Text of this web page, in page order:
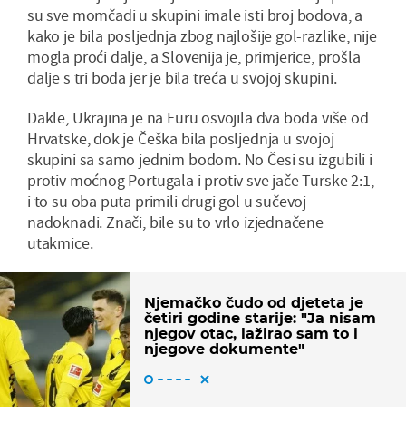
su sve momčadi u skupini imale isti broj bodova, a
kako je bila posljednja zbog najlošije gol-razlike, nije
mogla proći dalje, a Slovenija je, primjerice, prošla
dalje s tri boda jer je bila treća u svojoj skupini.
Dakle, Ukrajina je na Euru osvojila dva boda više od
Hrvatske, dok je Češka bila posljednja u svojoj
skupini sa samo jednim bodom. No Česi su izgubili i
protiv moćnog Portugala i protiv sve jače Turske 2:1,
i to su oba puta primili drugi gol u sučevoj
nadoknadi. Znači, bile su to vrlo izjednačene
utakmice.
Njemačko čudo od djeteta je
četiri godine starije: "Ja nisam
njegov otac, lažirao sam to i
njegove dokumente"